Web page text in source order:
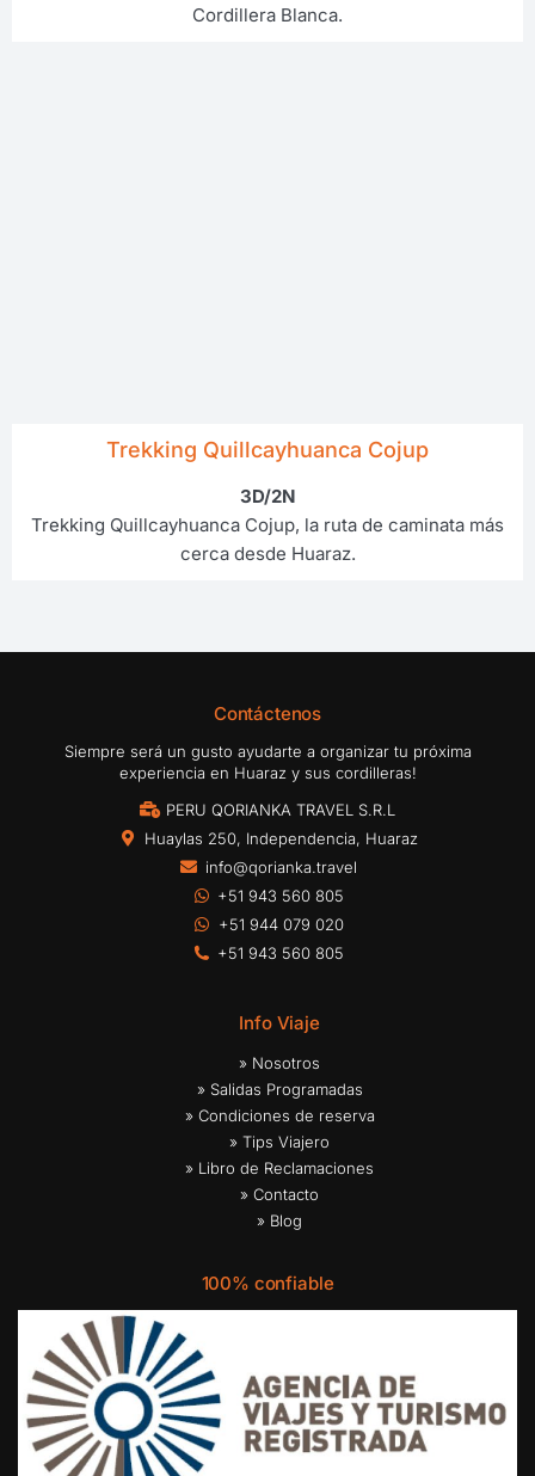
Cordillera Blanca.
Trekking Quillcayhuanca Cojup
3D/2N
Trekking Quillcayhuanca Cojup, la ruta de caminata más
cerca desde Huaraz.
Contáctenos
Siempre será un gusto ayudarte a organizar tu próxima
experiencia en Huaraz y sus cordilleras!
PERU QORIANKA TRAVEL S.R.L
Huaylas 250, Independencia, Huaraz
info@qorianka.travel
+51 943 560 805
+51 944 079 020
+51 943 560 805
Info Viaje
» Nosotros
» Salidas Programadas
» Condiciones de reserva
» Tips Viajero
» Libro de Reclamaciones
» Contacto
» Blog
100% confiable